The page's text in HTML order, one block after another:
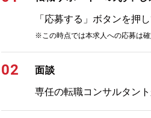
「応募する」ボタンを押
※この時点では本求人への応募は確
02
面談
専任の転職コンサルタン